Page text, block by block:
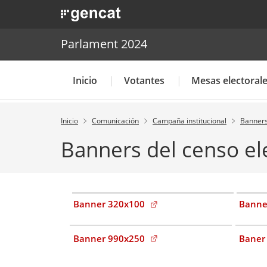
. Abrir en una nueva ventana.
Parlament 2024
Inicio Votantes Mesas
. Abrir en una nueva ventana.
Inicio Comunicación Campaña institucional Banners
Banners del censo
Banner 320x100 (Abre en pestaña nueva)
Banner 990x250 (Abre en pestaña nueva)